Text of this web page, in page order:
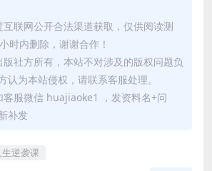
联网公开合法渠道获取，仅供阅读测
时内删除，谢谢合作！
社方所有，本站不对涉及的版权问题负
认为本站侵权，请联系客服处理。
客服微信 huajiaoke1 ，发资料名+问
补发
逆袭课